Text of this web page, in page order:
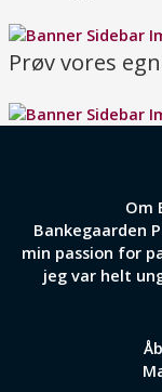
Prøv vores
Om
Bankegaarden
min passion for
jeg var helt